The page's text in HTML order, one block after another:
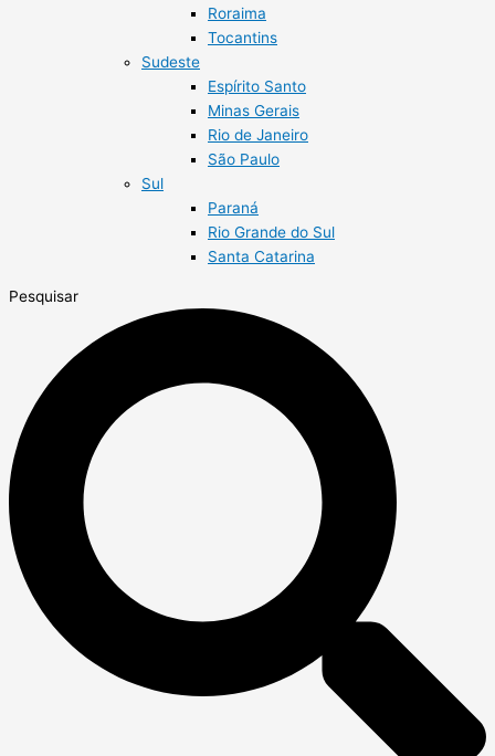
Roraima
Tocantins
Sudeste
Espírito Santo
Minas Gerais
Rio de Janeiro
São Paulo
Sul
Paraná
Rio Grande do Sul
Santa Catarina
Pesquisar